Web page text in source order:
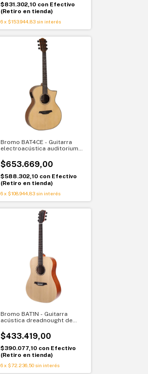
$831.302,10 con Efectivo
(Retiro en tienda)
6x $153.944,83 sin interés
Bromo BAT4CE - Guitarra
electroacústica auditorium
Bromo BAT4CE
$653.669,00
$588.302,10 con Efectivo
(Retiro en tienda)
6x $108.944,83 sin interés
Bromo BAT1N - Guitarra
acústica dreadnought de
$433.419,00
$390.077,10 con Efectivo
(Retiro en tienda)
6x $72.236,50 sin interés